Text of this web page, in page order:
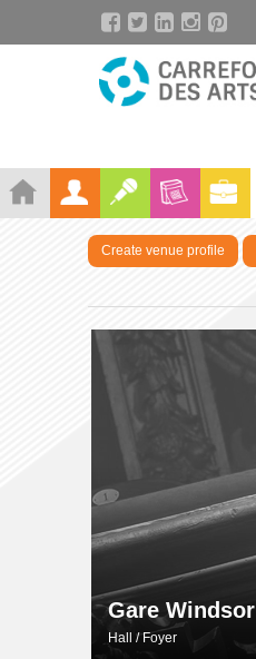
Create venue profile
Gare Windsor
Hall / Foyer